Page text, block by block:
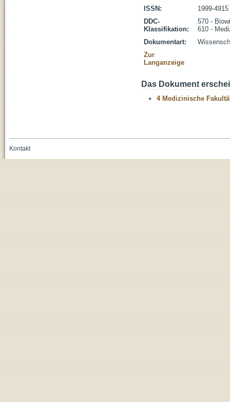
ISSN:
1999-4915
DDC-
Klassifikation:
570 -
610 -
Dokumentart:
Zur
Langanzeige
Das Dokument
4 Medizinische
Kontakt